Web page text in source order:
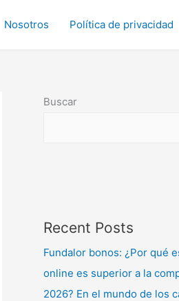
Nosotros Política de privacidad
Buscar
Recent Posts
Fundalor bonos: ¿Por qué
online es superior a la
2026? En el mundo de los